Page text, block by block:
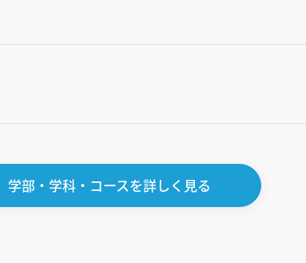
学部・学科・コースを詳しく見る